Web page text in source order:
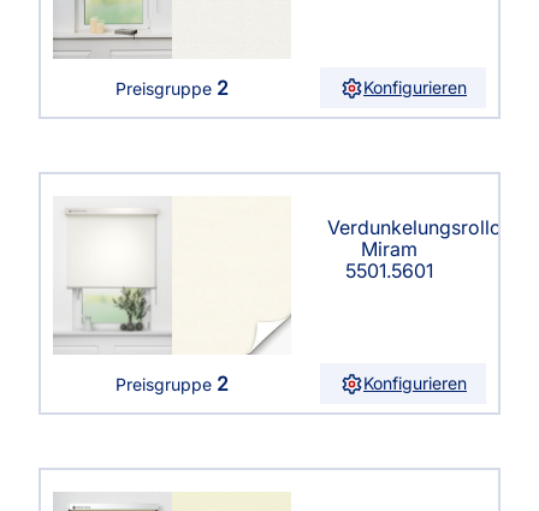
Preisgruppe 2 Konfigurieren
Verdunkelungsrollo
Miram
5501.5601
Preisgruppe 2 Konfigurieren